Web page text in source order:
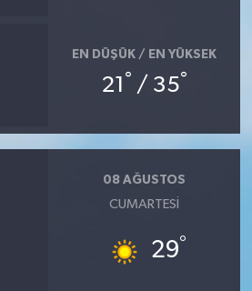
EN DÜŞÜK / EN YÜKSEK
21 ° / 35°
08 AĞUSTOS
CUMARTESI
29°